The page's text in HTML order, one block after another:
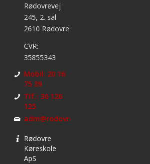
Rødovrevej
245, 2. sal
2610 Rødovre
CVR:
35855343
Mobil: 20 16
75 39
Tlf.: 36 126
125
adm@rodovrekoreskole.dk
Rødovre
Køreskole
ApS